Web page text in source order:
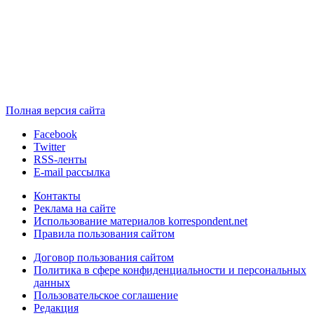
Полная версия сайта
Facebook
Twitter
RSS-ленты
E-mail рассылка
Контакты
Реклама на сайте
Использование материалов korrespondent.net
Правила пользования сайтом
Договор пользования сайтом
Политика в сфере конфиденциальности и персональных
данных
Пользовательское соглашение
Редакция